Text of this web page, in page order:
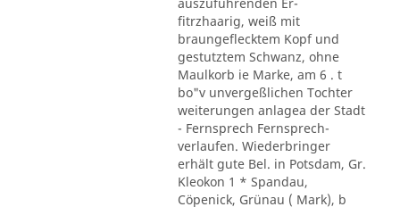
fitrzhaarig, weiß mit
braungeflecktem Kopf und
gestutztem Schwanz, ohne
Maulkorb ie Marke, am 6 . t
bo"v unvergeßlichen Tochter
weiterungen anlagea der Stadt
- Fernsprech Fernsprech-
verlaufen. Wiederbringer
erhält gute Bel. in Potsdam, Gr.
Kleokon 1 * Spandau,
Cöpenick, Grünau ( Mark), b